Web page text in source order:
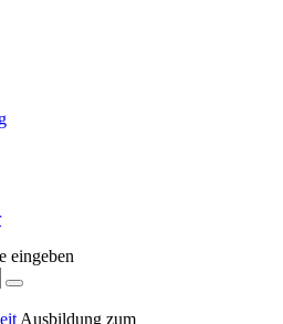
eingeben
Ausbildung zum